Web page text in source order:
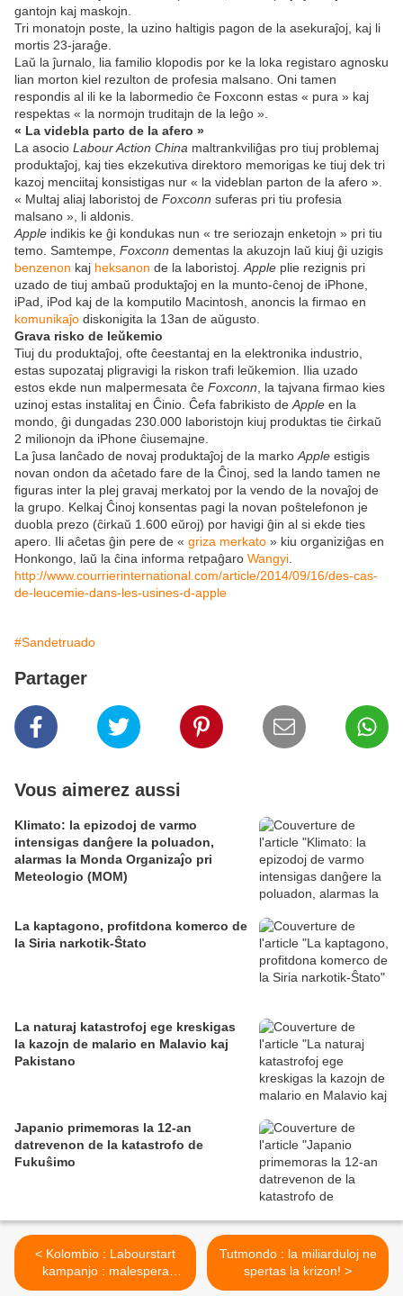
gantojn kaj maskojn.
Tri monatojn poste, la uzino haltigis pagon de la asekuraĵoj, kaj li
mortis 23-jaraĝe.
Laŭ la ĵurnalo, lia familio klopodis por ke la loka registaro agnosku
lian morton kiel rezulton de profesia malsano. Oni tamen
respondis al ili ke la labormedio ĉe Foxconn estas « pura » kaj
respektas « la normojn truditajn de la leĝo ».
« La videbla parto de la afero »
La asocio Labour Action China maltrankviliĝas pro tiuj problemaj
produktaĵoj, kaj ties ekzekutiva direktoro memorigas ke tiuj dek tri
kazoj menciitaj konsistigas nur « la videblan parton de la afero ».
« Multaj aliaj laboristoj de Foxconn suferas pri tiu profesia
malsano », li aldonis.
Apple indikis ke ĝi kondukas nun « tre seriozajn enketojn » pri tiu
temo. Samtempe, Foxconn dementas la akuzojn laŭ kiuj ĝi uzigis
benzenon kaj heksanon de la laboristoj. Apple plie rezignis pri
uzado de tiuj ambaŭ produktaĵoj en la munto-ĉenoj de iPhone,
iPad, iPod kaj de la komputilo Macintosh, anoncis la firmao en
komunikaĵo diskonigita la 13an de aŭgusto.
Grava risko de leŭkemio
Tiuj du produktaĵoj, ofte ĉeestantaj en la elektronika industrio,
estas supozataj pligravigi la riskon trafi leŭkemion. Ilia uzado
estos ekde nun malpermesata ĉe Foxconn , la tajvana firmao kies
uzinoj estas instalitaj en Ĉinio. Ĉefa fabrikisto de Apple en la
mondo, ĝi dungadas 230.000 laboristojn kiuj produktas tie ĉirkaŭ
2 milionojn da iPhone ĉiusemajne.
La ĵusa lanĉado de novaj produktaĵoj de la marko Apple estigis
novan ondon da aĉetado fare de la Ĉinoj, sed la lando tamen ne
figuras inter la plej gravaj merkatoj por la vendo de la novaĵoj de
la grupo. Kelkaj Ĉinoj konsentas pagi la novan poŝtelefonon je
duobla prezo (ĉirkaŭ 1.600 eŭroj) por havigi ĝin al si ekde ties
apero. Ili aĉetas ĝin pere de « griza merkato » kiu organiziĝas en
Honkongo, laŭ la ĉina informa retpaĝaro Wangyi
http://www.courrierinternational.com/article/2014/09/16/des-cas-
de-leucemie-dans-les-usines-d-apple
#Sandetruado
Partager
Vous aimerez aussi
Klimato: la epizodoj de varmo
intensigas danĝere la poluadon,
alarmas la Monda Organizaĵo pri
Meteologio (MOM)
La kaptagono, profitdona komerco de
la Siria narkotik-Ŝtato
La naturaj katastrofoj ege kreskigas
la kazojn de malario en Malavio kaj
Pakistano
Japanio primemoras la 12-an
datrevenon de la katastrofo de
Fukuŝimo
< Kolombio : Labourstart
kampanjo : malespera
batalo por agnosko de
Tutmondo : la miliarduloj ne
spertas la krizon! >